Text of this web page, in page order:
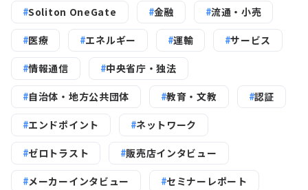
Soliton OneGate 金融 流通・小売
医療 エネルギー 運輸 サービス
情報通信 中央省庁・独法
自治体・地方公共団体 教育・文教 認証
エンドポイント ネットワーク
ゼロトラスト 販売店インタビュー
メーカーインタビュー セミナーレポート